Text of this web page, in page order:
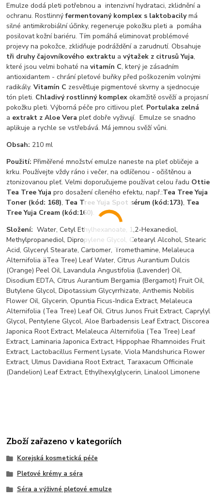
Emulze dodá pleti potřebnou a intenzivní hydrataci, zklidnění a
ochranu. Rostlinnýfermentovaný komplex s laktobacilymá
silné antimikrobiální účinky, regeneruje pokožku pleti a pomáha
posilovat kožní bariéru. Tím pomáhá eliminovat problémové
projevy na pokožce, zklidňuje podráždění a zarudnutí. Obsahuje
tři druhy čajovníkového extraktu avýtažek z citrusů Yuja,
které jsou velmi bohaté navitamín C, který je zásadním
antioxidantem - chrání pleťové buňky před poškozením volnými
radikály. Vitamín C zesvětluje pigmentové skvrny a sjednocuje
tón pleti. Chladivý rostlinný komplex okamžitě osvěží a projasní
pokožku pleti. Výborná péče pro citlivou pleť. Portulaka zelná
a extrakt z Aloe Vera pleť dobře vyživují. Emulze se snadno
aplikuje a rychle se vstřebává. Má jemnou svěží vůni.
Obsah: 210 ml
Použití:Přiměřené množství emulze naneste na pleť obličeje a
krku. Používejte vždy ráno i večer, na odlíčenou - očištěnou a
ztonizovanou pleť. Velmi doporučujeme používat celou řadu Ottie
Tea Tree Yuja pro dosažení cíleného efektu, např.:Tea Tree Yuja
Toner (kód: 168), Tea Tree Yuja Spot sérum (kód:173), Tea
Tree Yuja Cream (kód:160).
Složení:Water, Cetyl Ethylhexanoate, 1,2-Hexanediol,
Methylpropanediol, Dipropylene Glycol, Cetearyl Alcohol, Stearic
Acid, Glyceryl Stearate, Carbomer, Tromethamine, Melaleuca
Alternifolia äTea Tree) Leaf Water, Citrus Aurantium Dulcis
(Orange) Peel Oil, Lavandula Angustifolia (Lavender) Oil,
Disodium EDTA, Citrus Aurantium Bergamia (Bergamot) Fruit Oil,
Butylene Glycol, Dipotassium Glycyrrhizate, Anthemis Nobilis
Flower Oil, Glycerin, Opuntia Ficus-Indica Extract, Melaleuca
Alternifolia (Tea Tree) Leaf Oil, Citrus Junos Fruit Extract, Caprylyl
Glycol, Pentylene Glycol, Aloe Barbadensis Leaf Extract, Discorea
Japonica Root Extract, Melaleuca Alternifolia (Tea Tree) Leaf
Extract, Laminaria Japonica Extract, Hippophae Rhamnoides Fruit
Extract, Lactobacillus Ferment Lysate, Viola Mandshurica Flower
Extract, Ulmus Davidiana Root Extract, Taraxacum Officinale
(Dandelion) Leaf Extract, Ethylhexylglycerin, Linalool Limonene
Zboží zařazeno v kategoriích
Korejská kosmetická péče
Pleťové krémy a séra
Séra a výživné pleťové emulze